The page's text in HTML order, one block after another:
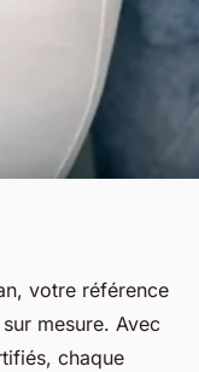
: vos
mesure
votre référence
mesure. Avec
chaque